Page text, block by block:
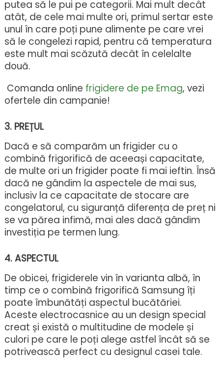
putea să le pui pe categorii. Mai mult decât
atât, de cele mai multe ori, primul sertar este
unul în care poți pune alimente pe care vrei
să le congelezi rapid, pentru că temperatura
este mult mai scăzută decât în celelalte
două.
Comanda online frigidere de pe Emag, vezi
ofertele din campanie!
3. PREȚUL
Dacă e să comparăm un frigider cu o
combină frigorifică de aceeași capacitate,
de multe ori un frigider poate fi mai ieftin. Însă
dacă ne gândim la aspectele de mai sus,
inclusiv la ce capacitate de stocare are
congelatorul, cu siguranță diferența de preț ni
se va părea infimă, mai ales dacă gândim
investiția pe termen lung.
4. ASPECTUL
De obicei, frigiderele vin în varianta albă, în
timp ce o combină frigorifică Samsung îți
poate îmbunătăți aspectul bucătăriei.
Aceste electrocasnice au un design special
creat și există o multitudine de modele și
culori pe care le poți alege astfel încât să se
potrivească perfect cu designul casei tale.